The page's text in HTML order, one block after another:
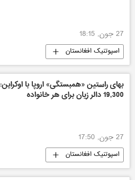
27 جون, 18:15
اسپوتنیک افغانستان
بهای راستین «همبستگی» اروپا با اوکراین:
19,300 دالر زیان برای هر خانواده
27 جون, 17:50
اسپوتنیک افغانستان